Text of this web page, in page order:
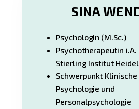
SINA
Psychologin (M.Sc.)
Psychotherapeutin i.A.
Stierling Institut
Schwerpunkt Klinische
Psychologie und
Personalpsychologie